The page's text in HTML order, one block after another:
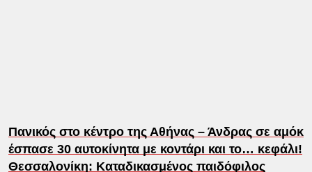
Πανικός στο κέντρο της Αθήνας – Άνδρας σε αμόκ
έσπασε 30 αυτοκίνητα με κοντάρι και το… κεφάλι!
Θεσσαλονίκη: Καταδικασμένος παιδόφιλος